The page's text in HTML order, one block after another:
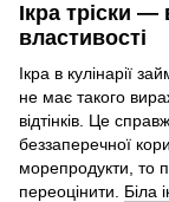
Ікра тріски
властивості
Ікра в кулінарії
не має такого
відтінків. Це
беззаперечної
морепродукти, то
переоцінити. Біла